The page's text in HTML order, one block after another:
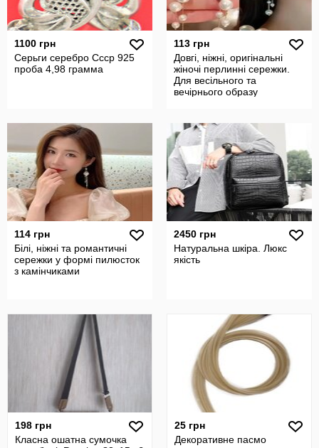
1100 грн
Серьги серебро Ссср 925
проба 4,98 грамма
113 грн
Довгі, ніжні, оригінальні
жіночі перлинні сережки.
Для весільного та
вечірнього образу
114 грн
Білі, ніжні та романтичні
сережки у формі пилюсток
з камінчиками
2450 грн
Натуральна шкіра. Люкс
якість
198 грн
Класна ошатна сумочка
25 грн
Декоративне пасмо